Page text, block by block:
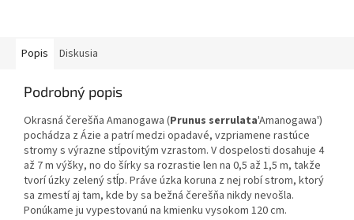
Popis Diskusia
Podrobný popis
Okrasná čerešňa Amanogawa (Prunus serrulata'Amanogawa')
pochádza z Ázie a patrí medzi opadavé, vzpriamene rastúce
stromy s výrazne stĺpovitým vzrastom. V dospelosti dosahuje 4
až 7 m výšky, no do šírky sa rozrastie len na 0,5 až 1,5 m, takže
tvorí úzky zelený stĺp. Práve úzka koruna z nej robí strom, ktorý
sa zmestí aj tam, kde by sa bežná čerešňa nikdy nevošla.
Ponúkame ju vypestovanú na kmienku vysokom 120 cm.